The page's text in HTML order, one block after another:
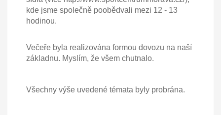
kde jsme společně poobědvali mezi 12 - 13
hodinou.
Večeře byla realizována formou dovozu na naší
základnu. Myslím, že všem chutnalo.
Všechny výše uvedené témata byly probrána.